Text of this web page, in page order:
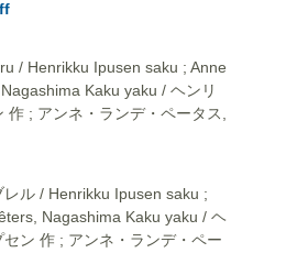
/ Henrikku Ipusen saku ; Anne
Kaku yaku / ヘンリ
; アンネ・ランデ・ペータス,
レル / Henrikku Ipusen saku ;
Nagashima Kaku yaku / ヘ
ン 作 ; アンネ・ランデ・ペー